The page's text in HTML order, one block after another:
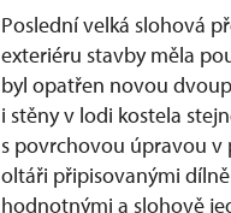
Poslední velká slohová
exteriéru stavby měla
byl opatřen novou
i stěny v lodi kostela
s povrchovou úpravou v
oltáři připisovanými
hodnotnými a slohově